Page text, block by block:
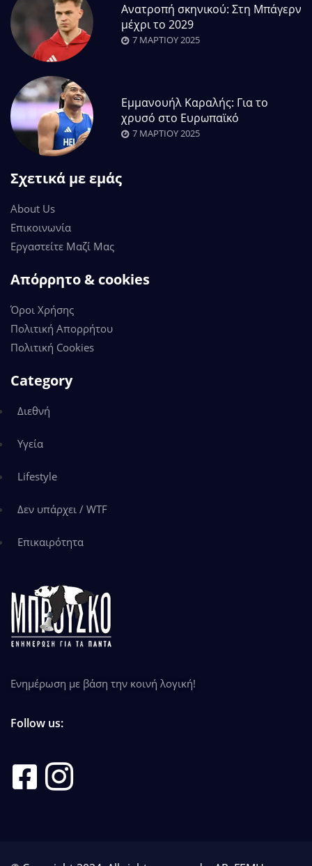
Ανατροπή σκηνικού: Στη Μπάγερν
μέχρι το 2029
7 ΜΑΡΤΊΟΥ 2025
Εμμανουήλ Καραλής: Για το
χρυσό στο Ευρωπαϊκό
7 ΜΑΡΤΊΟΥ 2025
Σχετικά με εμάς
About Us
Επικοινωνία
Εργαστείτε Μαζί Μας
Απόρρητο & cookies
Όροι Χρήσης
Πολιτική Απορρήτου
Πολιτική Cookies
Category
Διεθνή
Υγεία
Lifestyle
Δεν υπάρχει / WTF
Επικαιρότητα
Ενημέρωση με βάση την κοινή λογική!
Follow us: